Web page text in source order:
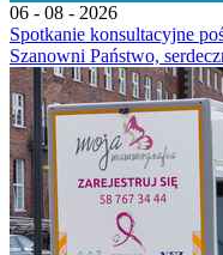
06 - 08 - 2026
Spotkanie konsultacyjne
Szanowni Państwo,